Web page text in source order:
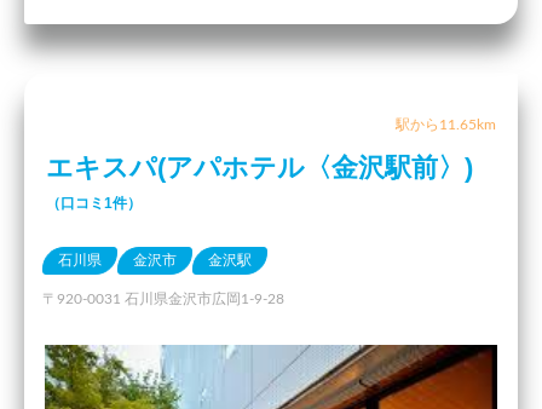
駅から11.65km
エキスパ(アパホテル〈金沢駅前〉)
（口コミ1件）
石川県 金沢市 金沢駅
〒920-0031 石川県金沢市広岡1-9-28